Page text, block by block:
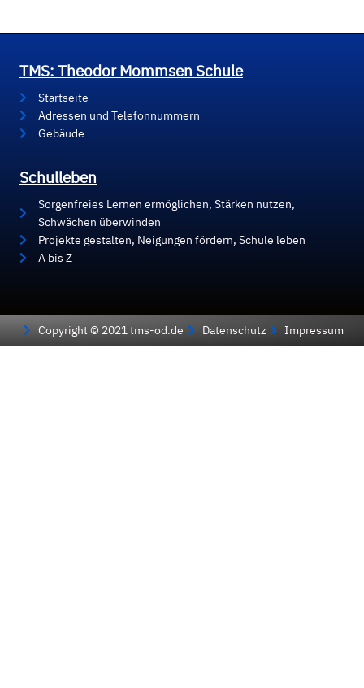
TMS: Theodor Mommsen Schule
Startseite
Adressen und Telefonnummern
Gebäude
Schulleben
Sorgenfreies Lernen ermöglichen, Stärken nutzen,
Schwächen überwinden
Projekte gestalten, Neigungen fördern, Schule leben
A bis Z
Copyright © 2021 tms-od.de Datenschutz Impressum